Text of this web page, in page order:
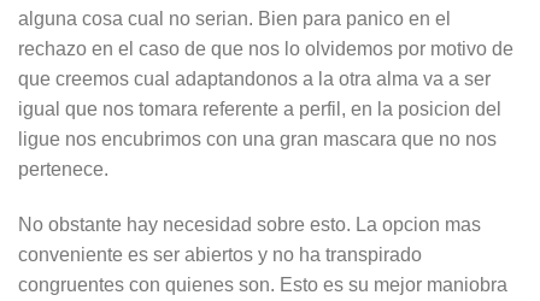
alguna cosa cual no serian. Bien para panico en el
rechazo en el caso de que nos lo olvidemos por motivo de
que creemos cual adaptandonos a la otra alma va a ser
igual que nos tomara referente a perfil, en la posicion del
ligue nos encubrimos con una gran mascara que no nos
pertenece.
No obstante hay necesidad sobre esto. La opcion mas
conveniente es ser abiertos y no ha transpirado
congruentes con quienes son. Esto es su mejor maniobra